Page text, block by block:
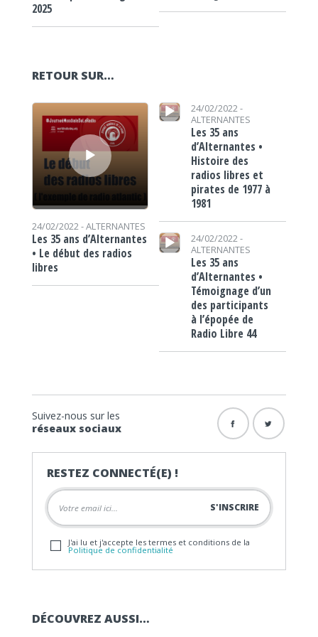
2025
RETOUR SUR…
Lecteur audio
24/02/2022 -ALTERNANTES
Les 35 ans d’Alternantes
• Le début des radios
libres
Lecteur audio
24/02/2022 -
ALTERNANTES
Les 35 ans
d’Alternantes •
Histoire des
radios libres et
pirates de 1977 à
1981
Lecteur audio
24/02/2022 -
ALTERNANTES
Les 35 ans
d’Alternantes •
Témoignage d’un
des participants
à l’épopée de
Radio Libre 44
Suivez-nous sur les
réseaux sociaux
RESTEZ CONNECTÉ(E) !
J'ai lu et j'accepte les termes et conditions de la
Politique de confidentialité
DÉCOUVREZ AUSSI…